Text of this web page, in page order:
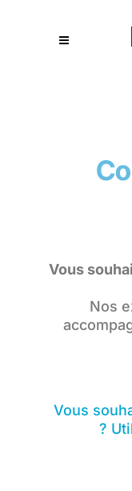
Vous
Nos
Vous
?